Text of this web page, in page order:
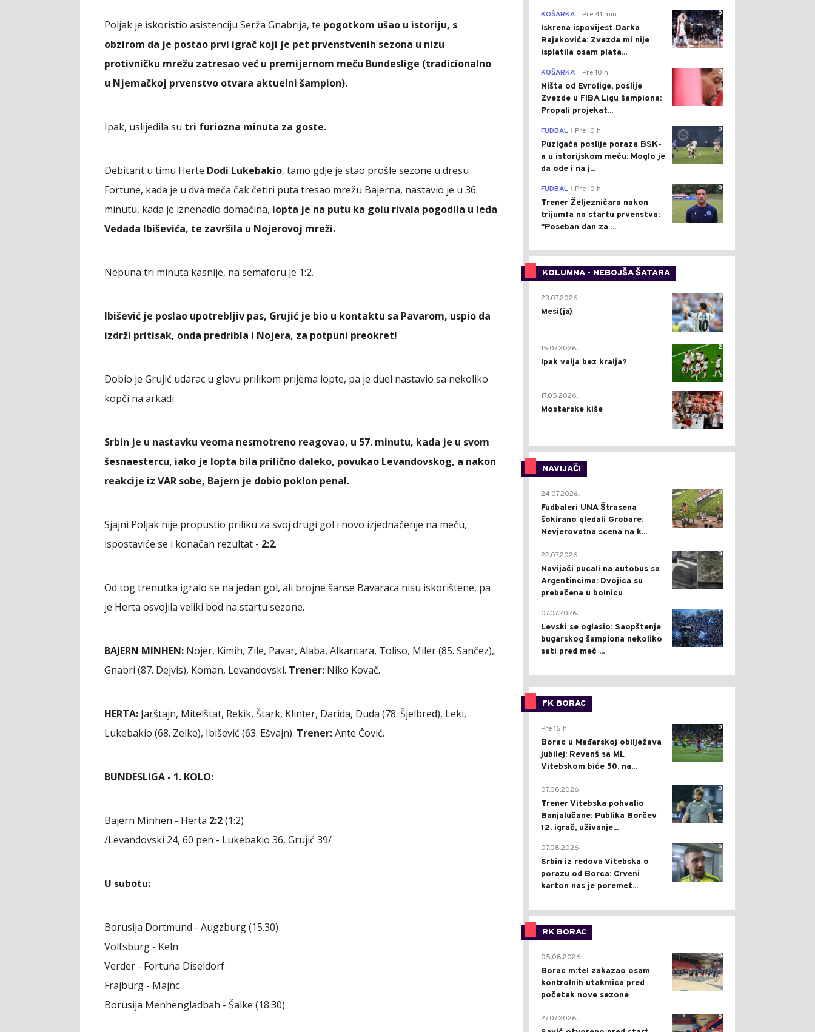
Poljak je iskoristio asistenciju Serža Gnabrija, te pogotkom ušao u istoriju, s
obzirom da je postao prvi igrač koji je pet prvenstvenih sezona u nizu
protivničku mrežu zatresao već u premijernom meču Bundeslige (tradicionalno
u Njemačkoj prvenstvo otvara aktuelni šampion).
Ipak, uslijedila su tri furiozna minuta za goste.
Debitant u timu Herte Dodi Lukebakio, tamo gdje je stao prošle sezone u dresu
Fortune, kada je u dva meča čak četiri puta tresao mrežu Bajerna, nastavio je u 36.
minutu, kada je iznenadio domaćina, lopta je na putu ka golu rivala pogodila u leđa
Vedada Ibiševića, te završila u Nojerovoj mreži.
Nepuna tri minuta kasnije, na semaforu je 1:2.
Ibišević je poslao upotrebljiv pas, Grujić je bio u kontaktu sa Pavarom, uspio da
izdrži pritisak, onda predribla i Nojera, za potpuni preokret!
Dobio je Grujić udarac u glavu prilikom prijema lopte, pa je duel nastavio sa nekoliko
kopči na arkadi.
Srbin je u nastavku veoma nesmotreno reagovao, u 57. minutu, kada je u svom
šesnaestercu, iako je lopta bila prilično daleko, povukao Levandovskog, a nakon
reakcije iz VAR sobe, Bajern je dobio poklon penal.
Sjajni Poljak nije propustio priliku za svoj drugi gol i novo izjednačenje na meču,
ispostaviće se i konačan rezultat - 2:2.
Od tog trenutka igralo se na jedan gol, ali brojne šanse Bavaraca nisu iskorištene, pa
je Herta osvojila veliki bod na startu sezone.
BAJERN MINHEN: Nojer, Kimih, Zile, Pavar, Alaba, Alkantara, Toliso, Miler (85. Sančez),
Gnabri (87. Dejvis), Koman, Levandovski. Trener: Niko Kovač.
HERTA: Jarštajn, Mitelštat, Rekik, Štark, Klinter, Darida, Duda (78. Šjelbred), Leki,
Lukebakio (68. Zelke), Ibišević (63. Ešvajn). Trener:Ante Čović.
BUNDESLIGA - 1. KOLO:
Bajern Minhen - Herta 2:2(1:2)
/Levandovski 24, 60 pen - Lukebakio 36, Grujić 39/
U subotu:
Borusija Dortmund - Augzburg (15.30)
Volfsburg - Keln
Verder - Fortuna Diseldorf
Frajburg - Majnc
Borusija Menhengladbah - Šalke (18.30)
0
KOŠARKA Pre 41 min
Iskrena ispovijest Darka
Rajakovića: Zvezda mi nije
isplatila osam plata...
0
KOŠARKA Pre 10 h
Ništa od Evrolige, poslije
Zvezde u FIBA Ligu šampiona:
Propali projekat...
0
FUDBAL Pre 10 h
Puzigaća poslije poraza BSK-
a u istorijskom meču: Moglo je
da ode i na j...
0
FUDBAL Pre 10 h
Trener Željezničara nakon
trijumfa na startu prvenstva:
"Poseban dan za ...
KOLUMNA - NEBOJŠA ŠATARA
0
23.07.2026.
Mesi(ja)
2
15.07.2026.
Ipak valja bez kralja?
0
17.05.2026.
Mostarske kiše
NAVIJAČI
0
24.07.2026.
Fudbaleri UNA Štrasena
šokirano gledali Grobare:
Nevjerovatna scena na k...
0
22.07.2026.
Navijači pucali na autobus sa
Argentincima: Dvojica su
prebačena u bolnicu
1
07.07.2026.
Levski se oglasio: Saopštenje
bugarskog šampiona nekoliko
sati pred meč ...
FK BORAC
0
Pre 15 h
Borac u Mađarskoj obilježava
jubilej: Revanš sa ML
Vitebskom biće 50. na...
0
07.08.2026.
Trener Vitebska pohvalio
Banjalučane: Publika Borčev
12. igrač, uživanje...
0
07.08.2026.
Srbin iz redova Vitebska o
porazu od Borca: Crveni
karton nas je poremet...
RK BORAC
0
05.08.2026.
Borac m:tel zakazao osam
kontrolnih utakmica pred
početak nove sezone
0
27.07.2026.